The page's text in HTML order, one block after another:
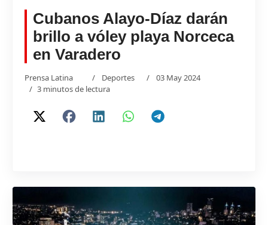
Cubanos Alayo-Díaz darán
brillo a vóley playa Norceca
en Varadero
Prensa Latina Deportes
03 May 2024
3 minutos de lectura